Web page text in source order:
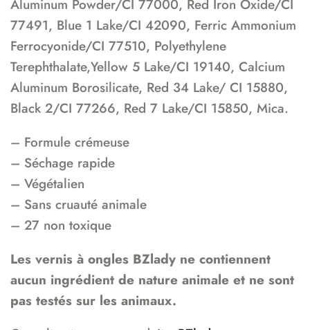
Aluminum Powder/CI 77000, Red Iron Oxide/CI
77491, Blue 1 Lake/CI 42090, Ferric Ammonium
Ferrocyonide/CI 77510, Polyethylene
Terephthalate,Yellow 5 Lake/CI 19140, Calcium
Aluminum Borosilicate, Red 34 Lake/ CI 15880,
Black 2/CI 77266, Red 7 Lake/CI 15850, Mica.
– Formule crémeuse
– Séchage rapide
– Végétalien
– Sans cruauté animale
– 27 non toxique
Les vernis à ongles BZlady ne contiennent
aucun ingrédient de nature animale et ne sont
pas testés sur les animaux.